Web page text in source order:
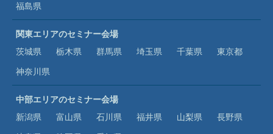
福島県
関東エリアのセミナー会場
茨城県
栃木県 群馬県 埼玉県 千葉県
東京都
神奈川県
中部エリアのセミナー会場
新潟県
富山県 石川県 福井県 山梨県
長野県